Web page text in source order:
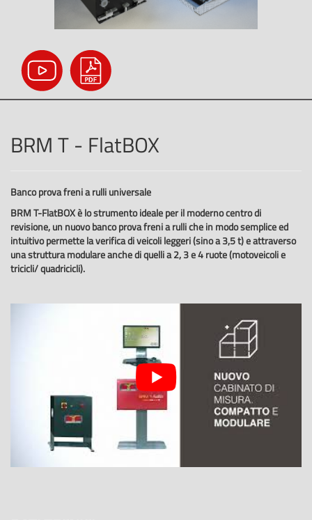
BRM T - FlatBOX
Banco prova freni a rulli universale
BRM T-FlatBOX è lo strumento ideale per il moderno centro di
revisione, un nuovo banco prova freni a rulli che in modo semplice ed
intuitivo permette la verifica di veicoli leggeri (sino a 3,5 t) e attraverso
una struttura modulare anche di quelli a 2, 3 e 4 ruote (motoveicoli e
tricicli/ quadricicli).